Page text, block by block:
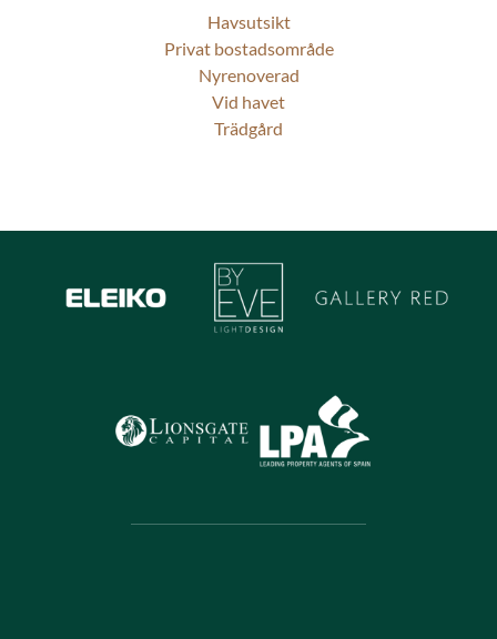
Havsutsikt
Privat bostadsområde
Nyrenoverad
Vid havet
Trädgård